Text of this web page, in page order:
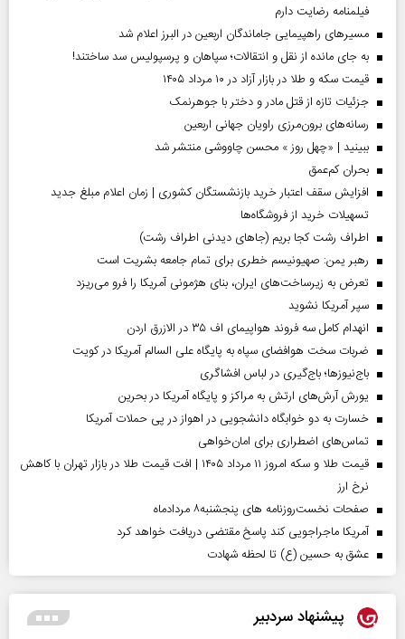
فیلمنامه رضایت دارم
مسیر‌های راهپیمایی جاماندگان اربعین در البرز اعلام شد
به جای مانده از نقل و انتقالات؛ سپاهان و پرسپولیس سد ساختند!
قیمت سکه و طلا در بازار آزاد در ۱۰ مرداد ۱۴۰۵
جزئیات تازه از قتل مادر و دختر با جوهرنمک
رسانه‌های برون‌مرزی راویان جهانی اربعین
ببینید | «چهل روز » محسن چاووشی منتشر شد
بحران کم‌عمق
افزایش سقف اعتبار خرید بازنشستگان کشوری | زمان اعلام مبلغ جدید
تسهیلات خرید از فروشگاه‌ها
اطراف رشت کجا بریم (جاهای دیدنی اطراف رشت)
رهبر یمن: صهیونیسم خطری برای تمام جامعه بشریت است
تعرض به زیرساخت‌های ایران، بنای هژمونی آمریکا را فرو می‌ریزد
سپر آمریکا نشوید
انهدام کامل سه فروند هواپیمای اف ۳۵ در الازرق اردن
ضربات سخت هوافضای سپاه به پایگاه علی السالم آمریکا در کویت
باج‌نیوزها؛ باج‌گیری در لباس افشاگری
یورش آرش‌های ارتش به مراکز و پایگاه‌ آمریکا در بحرین
خسارت به دو خوابگاه دانشجویی در اهواز در پی حملات آمریکا
تماس‌های اضطراری برای امان‌‌خواهی
قیمت طلا و سکه امروز ۱۱ مرداد ۱۴۰۵ | افت قیمت طلا در بازار تهران با کاهش
نرخ ارز
صفحات نخست‌روزنامه ها‌ی پنجشنبه‌۸ مردادماه
آمریکا ماجراجویی کند پاسخ مقتضی دریافت خواهد کرد
عشق به حسین (ع) تا لحظه شهادت
پیشنهاد سردبیر